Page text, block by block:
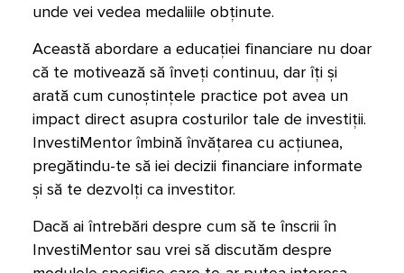
unde vei vedea medaliile obținute.
Această abordare a educației financiare nu doar
că te motivează să înveți continuu, dar îți și
arată cum cunoștințele practice pot avea un
impact direct asupra costurilor tale de investiții.
InvestiMentor îmbină învățarea cu acțiunea,
pregătindu-te să iei decizii financiare informate
și să te dezvolți ca investitor.
Dacă ai întrebări despre cum să te înscrii în
InvestiMentor sau vrei să discutăm despre